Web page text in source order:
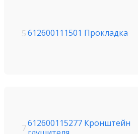
5612600111501 Прокладка
7612600115277 Кронштейн